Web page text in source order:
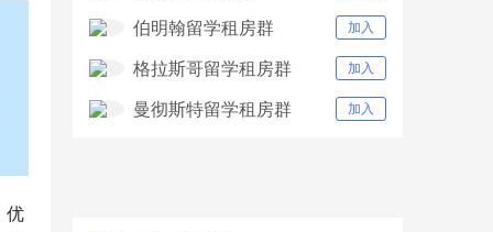
优
伯明翰留学租房群 加入
格拉斯哥留学租房群 加入
曼彻斯特留学租房群 加入